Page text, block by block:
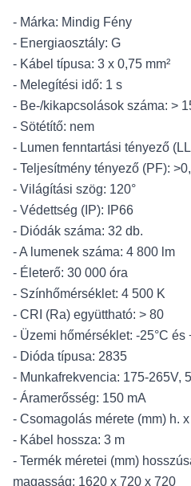
- Márka: Mindig Fény
- Energiaosztály: G
- Kábel típusa: 3 x 0,75 mm²
- Melegítési idő: 1 s
- Be-/kikapcsolások száma: >
- Sötétítő: nem
- Lumen fenntartási tényező
- Teljesítmény tényező (PF):
- Világítási szög: 120°
- Védettség (IP): IP66
- Diódák száma: 32 db.
- A lumenek száma: 4 800 lm
- Életerő: 30 000 óra
- Színhőmérséklet: 4 500 K
- CRI (Ra) együttható: > 80
- Üzemi hőmérséklet: -25°C és
- Dióda típusa: 2835
- Munkafrekvencia: 175-265V,
- Áramerősség: 150 mA
- Csomagolás mérete (mm) h.
- Kábel hossza: 3 m
- Termék méretei (mm)
magasság: 1620 x 720 x 720